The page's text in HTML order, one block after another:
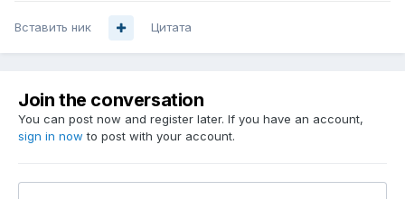
Вставить ник Цитата
Join the conversation
You can post now and register later. If you have an account,
sign in now to post with your account.